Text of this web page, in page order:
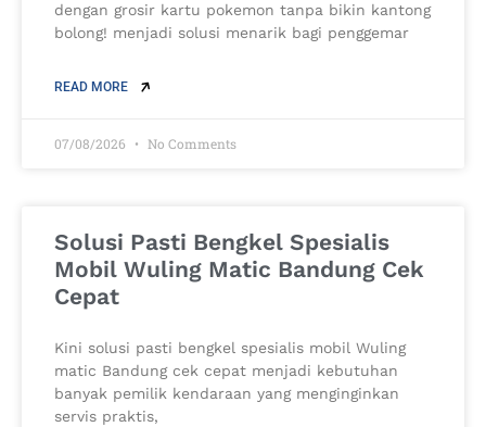
dengan grosir kartu pokemon tanpa bikin kantong
bolong! menjadi solusi menarik bagi penggemar
READ MORE
07/08/2026 No Comments
Solusi Pasti Bengkel Spesialis
Mobil Wuling Matic Bandung Cek
Cepat
Kini solusi pasti bengkel spesialis mobil Wuling
matic Bandung cek cepat menjadi kebutuhan
banyak pemilik kendaraan yang menginginkan
servis praktis,